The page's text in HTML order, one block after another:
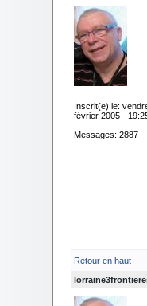
Inscrit(e) le:
février 2005 -
Messages: 2887
Retour en haut